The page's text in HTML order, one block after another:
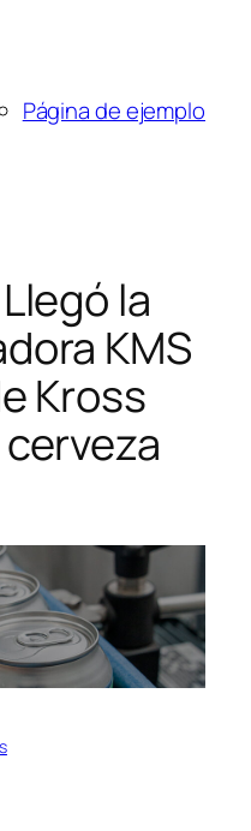
Página de ejemplo
la
KMS
Kross